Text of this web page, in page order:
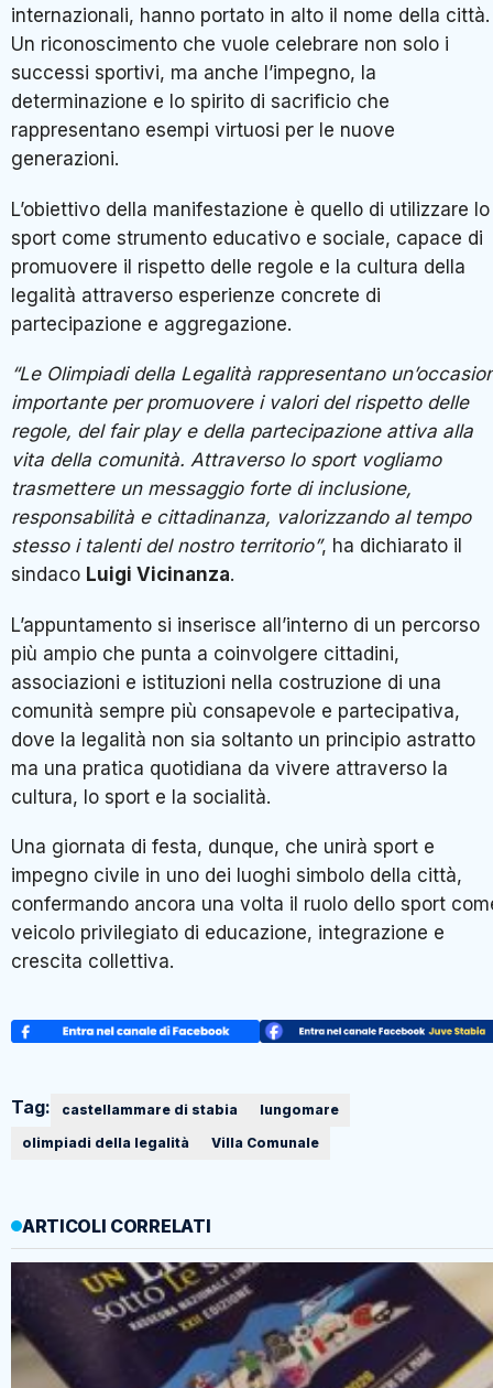
internazionali, hanno portato in alto il nome della città.
Un riconoscimento che vuole celebrare non solo i
successi sportivi, ma anche l’impegno, la
determinazione e lo spirito di sacrificio che
rappresentano esempi virtuosi per le nuove
generazioni.
L’obiettivo della manifestazione è quello di utilizzare lo
sport come strumento educativo e sociale, capace di
promuovere il rispetto delle regole e la cultura della
legalità attraverso esperienze concrete di
partecipazione e aggregazione.
“Le Olimpiadi della Legalità rappresentano
importante per promuovere i valori del rispetto delle
regole, del fair play e della partecipazione attiva alla
vita della comunità. Attraverso lo sport vogliamo
trasmettere un messaggio forte di inclusione,
responsabilità e cittadinanza, valorizzando al tempo
stesso i talenti del nostro territorio”, ha dichiarato il
sindaco Luigi Vicinanza.
L’appuntamento si inserisce all’interno di un percorso
più ampio che punta a coinvolgere cittadini,
associazioni e istituzioni nella costruzione di una
comunità sempre più consapevole e partecipativa,
dove la legalità non sia soltanto un principio astratto
ma una pratica quotidiana da vivere attraverso la
cultura, lo sport e la socialità.
Una giornata di festa, dunque, che unirà sport e
impegno civile in uno dei luoghi simbolo della città,
confermando ancora una volta il ruolo dello sport
veicolo privilegiato di educazione, integrazione e
crescita collettiva.
Tag: castellammare di stabia
lungomare
olimpiadi della legalità
Villa Comunale
ARTICOLI CORRELATI